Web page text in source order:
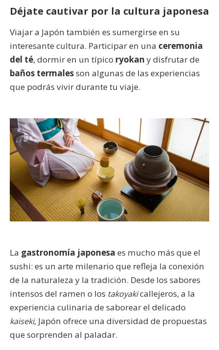
Déjate cautivar por la cultura japonesa
Viajar a Japón también es sumergirse en su
interesante cultura. Participar en una ceremonia
del té, dormir en un típico ryokan y disfrutar de
baños termalesson algunas de las experiencias
que podrás vivir durante tu viaje.
La gastronomía japonesa es mucho más que el
sushi: es un arte milenario que refleja la conexión
de la naturaleza y la tradición. Desde los sabores
intensos del ramen o los takoyakicallejeros, a la
experiencia culinaria de saborear el delicado
kaiseki, Japón ofrece una diversidad de propuestas
que sorprenden al paladar.